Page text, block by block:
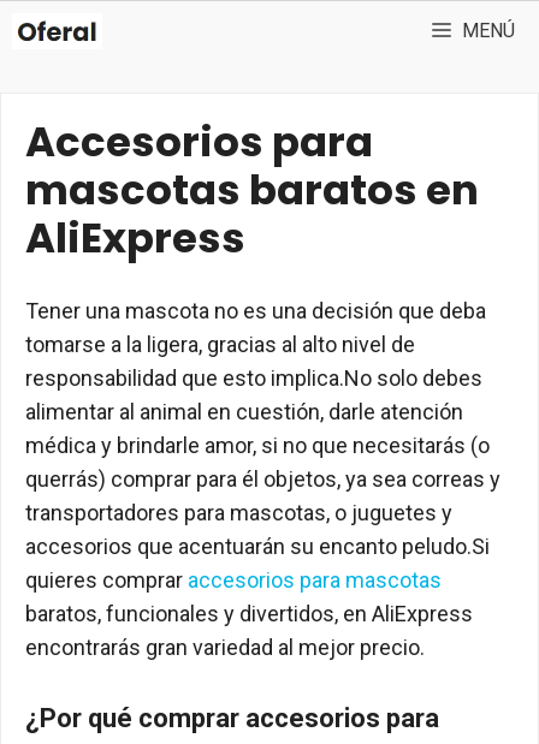
Saltar
MENÚ
Accesorios para
mascotas baratos en
AliExpress
Tener una mascota no es una decisión que deba
tomarse a la ligera, gracias al alto nivel de
responsabilidad que esto implica.No solo debes
alimentar al animal en cuestión, darle atención
médica y brindarle amor, si no que necesitarás (o
querrás) comprar para él objetos, ya sea correas y
transportadores para mascotas, o juguetes y
accesorios que acentuarán su encanto peludo.Si
quieres comprar accesorios para mascotas
baratos, funcionales y divertidos, en AliExpress
encontrarás gran variedad al mejor precio.
¿Por qué comprar accesorios para